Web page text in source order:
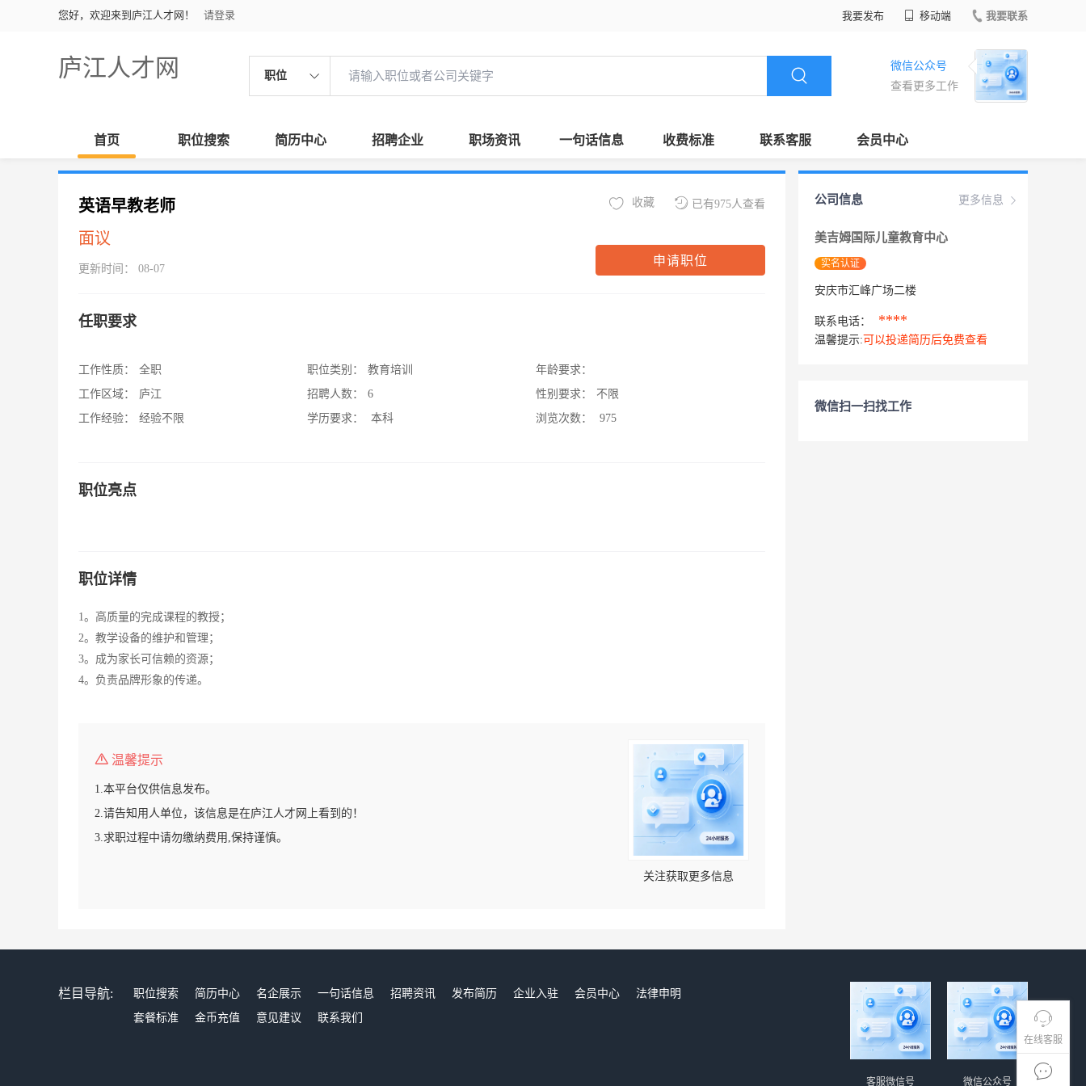
您好，欢迎来到庐江人才网！ 请登录 我要发布 移动端 我要联系
庐江人才网 职位
微信公众号
查看更多工作
首页 职位搜索 简历中心 招聘企业 职场资讯 一句话信息 收费标准 联系客服 会员中心
在线客服
英语早教老师
面议
更新时间： 08-07
已有975人查看
收藏
申请职位
任职要求
工作性质：
全职
工作区域：
庐江
工作经验：
经验不限
职位类别：
教育培训
招聘人数：
6
学历要求：
本科
年龄要求：
性别要求：
不限
浏览次数：
975
职位亮点
职位详情
1。高质量的完成课程的教授；
2。教学设备的维护和管理；
3。成为家长可信赖的资源；
4。负责品牌形象的传递。
温馨提示
1.本平台仅供信息发布。
2.请告知用人单位，该信息是在庐江人才网上看到的！
3.求职过程中请勿缴纳费用,保持谨慎。
关注获取更多信息
更多信息
公司信息
美吉姆国际儿童教育中心
实名认证
安庆市汇峰广场二楼
联系电话： ****
温馨提示: 可以投递简历后免费查看
微信扫一扫找工作
栏目导航: 职位搜索 简历中心 名企展示 一句话信息 招聘资讯 发布简历 企业入驻 会员中心
法律申明
套餐标准
金币充值 意见建议 联系我们
微信公众号
客服微信号